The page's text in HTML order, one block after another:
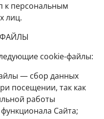
к персональным
лиц.
ФАЙЛЫ
cookie-файлы:
— сбор данных
посещении, так как
работы
Сайта;